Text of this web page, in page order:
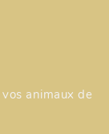
animaux de